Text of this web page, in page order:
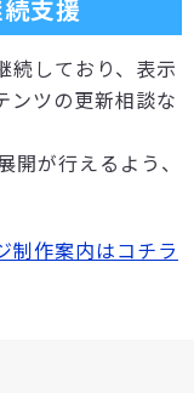
支援
続しており、表示
ンツの更新相談な
開が行えるよう、
制作案内はコチラ